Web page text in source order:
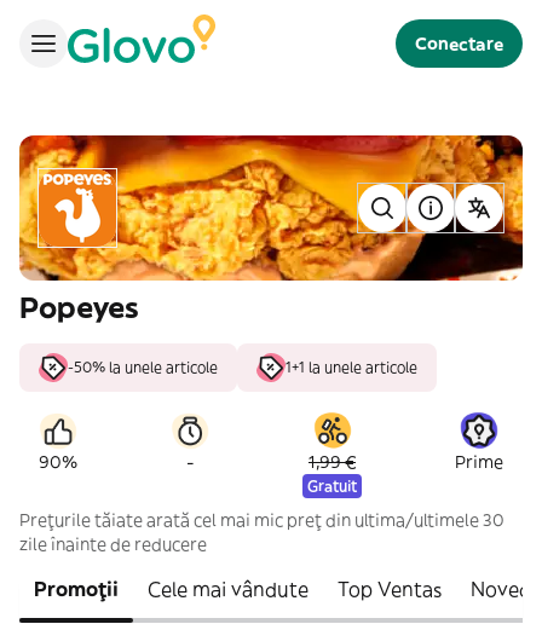
Conectare
Popeyes
-50% la unele articole 1+1 la unele articole
90% - 1,99 €
Gratuit
Prime
Prețurile tăiate arată cel mai mic preț din ultima/ultimele 30
zile înainte de reducere
Promoții Cele mai vândute Top Ventas